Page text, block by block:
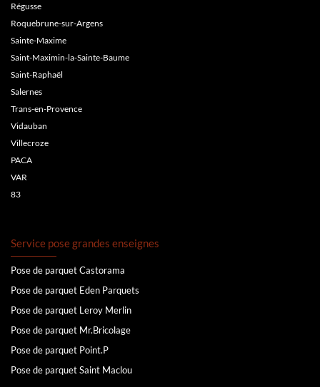
Régusse
Roquebrune-sur-Argens
Sainte-Maxime
Saint-Maximin-la-Sainte-Baume
Saint-Raphaël
Salernes
Trans-en-Provence
Vidauban
Villecroze
PACA
VAR
83
Service pose grandes enseignes
Pose de parquet Castorama
Pose de parquet Eden Parquets
Pose de parquet Leroy Merlin
Pose de parquet Mr.Bricolage
Pose de parquet Point.P
Pose de parquet Saint Maclou